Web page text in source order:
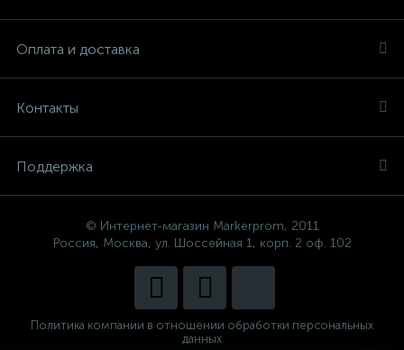
Оплата и доставка
Контакты
Поддержка
© Интернет-магазин Markerprom, 2011
Россия, Москва, ул. Шоссейная 1, корп. 2 оф. 102
Политика компании в отношении обработки персональных
данных